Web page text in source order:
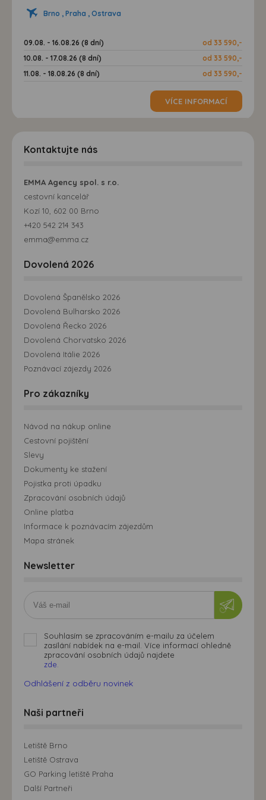
Brno , Praha , Ostrava
09.08. - 16.08.26 (8 dní)
od 33 590,-
10.08. - 17.08.26 (8 dní)
od 33 590,-
11.08. - 18.08.26 (8 dní)
od 33 590,-
VÍCE INFORMACÍ
Kontaktujte nás
EMMA Agency spol. s r.o.
cestovní kancelář
Kozí 10, 602 00 Brno
+420 542 214 343
emma@emma.cz
Dovolená 2026
Dovolená Španělsko 2026
Dovolená Bulharsko 2026
Dovolená Řecko 2026
Dovolená Chorvatsko 2026
Dovolená Itálie 2026
Poznávací zájezdy 2026
Pro zákazníky
Návod na nákup online
Cestovní pojištění
Slevy
Dokumenty ke stažení
Pojistka proti úpadku
Zpracování osobních údajů
Online platba
Informace k poznávacím zájezdům
Mapa stránek
Newsletter
Souhlasím se zpracováním e-mailu za účelem
zasílání nabídek na e-mail. Více informací ohledně
zpracování osobních údajů najdete
zde.
Odhlášení z odběru novinek
Naši partneři
Letiště Brno
Letiště Ostrava
GO Parking letiště Praha
Další Partneři